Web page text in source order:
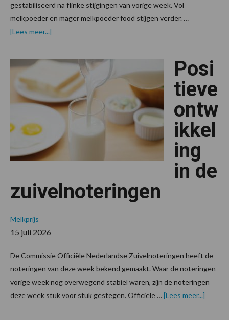
gestabiliseerd na flinke stijgingen van vorige week. Vol
melkpoeder en mager melkpoeder food stijgen verder. …
[Lees meer...]
stijging
melkpoeder
Posi
tieve
ontw
ikkel
ing
in de
zuivelnoteringen
Melkprijs
15 juli 2026
De Commissie Officiële Nederlandse Zuivelnoteringen heeft de
noteringen van deze week bekend gemaakt. Waar de noteringen
vorige week nog overwegend stabiel waren, zijn de noteringen
deze week stuk voor stuk gestegen. Officiële …[Lees meer...]